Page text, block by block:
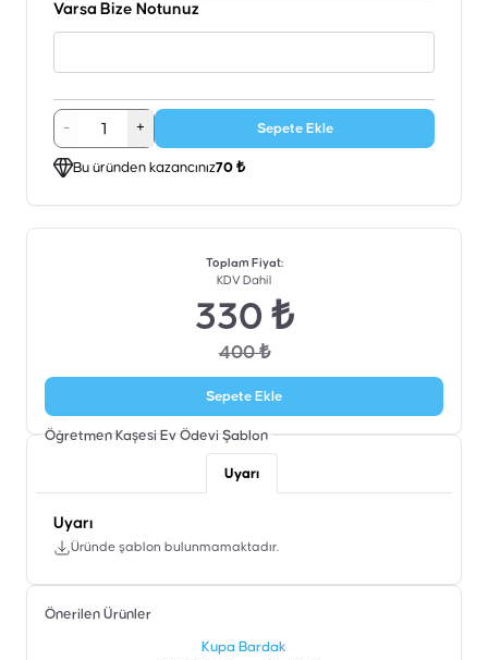
Varsa Bize Notunuz
- + Sepete Ekle
Bu üründen kazancınız70 ₺
Toplam Fiyat:
KDV Dahil
330 ₺
400 ₺
Sepete Ekle
Öğretmen Kaşesi Ev Ödevi Şablon
Uyarı
Uyarı
Üründe şablon bulunmamaktadır.
Önerilen Ürünler
Kupa Bardak